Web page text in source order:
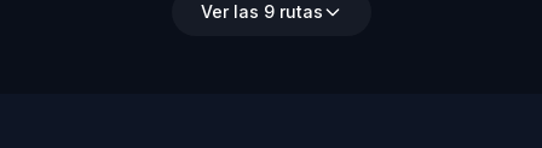
Ver las 9 rutas